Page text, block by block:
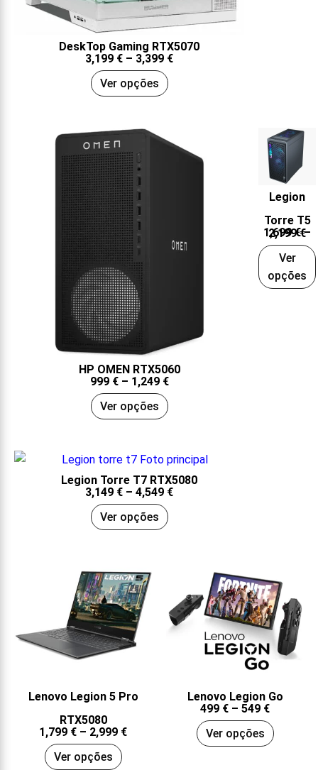
DeskTop Gaming RTX5070
3,199 € – 3,399 €
Ver opções
HP OMEN RTX5060
999 € – 1,249 €
Ver opções
Legion
Torre T5
1,699€ –
2,199€
Ver
opções
Legion Torre T7 RTX5080
3,149 € – 4,549 €
Ver opções
Lenovo Legion 5 Pro
RTX5080
1,799 € – 2,999 €
Ver opções
Lenovo Legion Go
499 € – 549 €
Ver opções